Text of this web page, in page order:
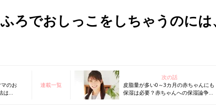
でおしっこをしちゃうのには、
のお
はス
連載一覧
次の話
皮脂量が多い0～3カ月の赤ちゃんにも
保湿は必要？赤ちゃんへの保湿論争、